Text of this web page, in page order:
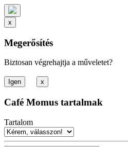
x
Megerősítés
Biztosan végrehajtja a műveletet?
x
Café Momus tartalmak
Tartalom